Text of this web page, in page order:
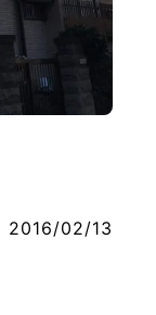
2016/02/13